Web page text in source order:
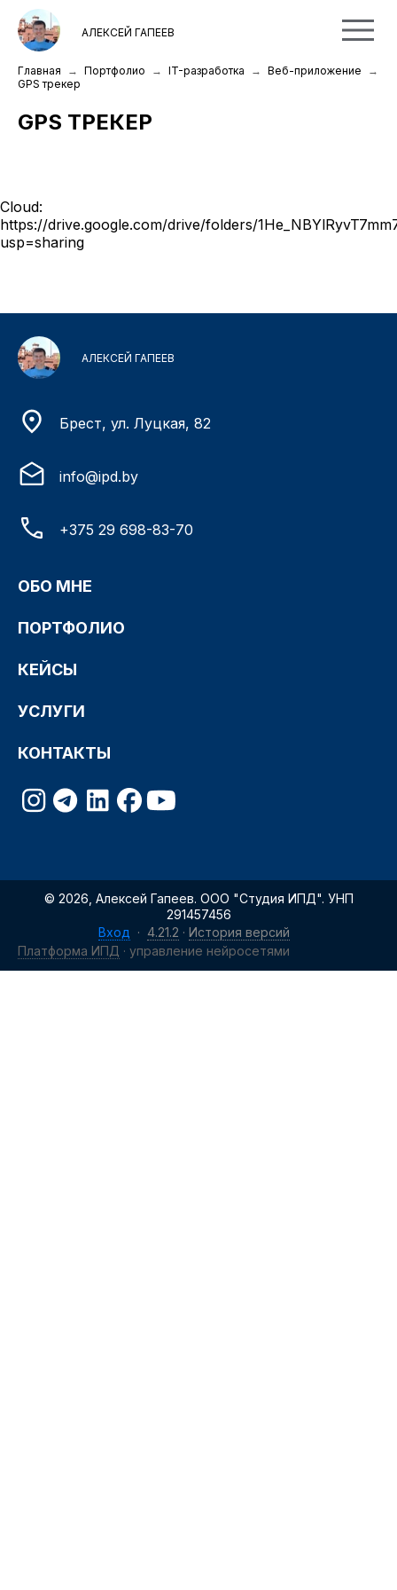
АЛЕКСЕЙ ГАПЕЕВ
Главная Портфолио IT-разработка
Веб-приложение
GPS трекер
GPS ТРЕКЕР
Cloud:
https://drive.google.com/drive/folders/
usp=sharing
АЛЕКСЕЙ ГАПЕЕВ
Брест, ул. Луцкая, 82
info@ipd.by
+375 29 698-83-70
ОБО МНЕ
ПОРТФОЛИО
КЕЙСЫ
УСЛУГИ
КОНТАКТЫ
© 2026, Алексей Гапеев. ООО "Студия ИПД". УНП
291457456
Вход · 4.21.2 · История версий
Платформа ИПД · управление нейросетями